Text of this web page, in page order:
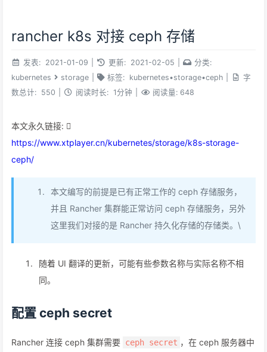
rancher k8s 对接 ceph 存储
发表: 2021-01-09 更新: 2021-02-05
分类:
kubernetes
storage 标签: kubernetes•storage•ceph
字
数总计: 550 阅读时长: 1分钟 阅读量: 648
本文永久链接:
https://www.xtplayer.cn/kubernetes/storage/k8s-storage-
ceph/
本文编写的前提是已有正常工作的 ceph 存储服务，
并且 Rancher 集群能正常访问 ceph 存储服务，另外
这里我们对接的是 Rancher 持久化存储的存储类。\
随着 UI 翻译的更新，可能有些参数名称与实际名称不相
同。
配置 ceph secret
Rancher 连接 ceph 集群需要 ceph secret ，在 ceph 服务器中